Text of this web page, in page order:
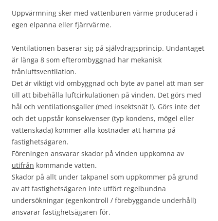
Uppvärmning sker med vattenburen värme producerad i
egen elpanna eller fjärrvärme.
Ventilationen baserar sig på självdragsprincip. Undantaget
är länga 8 som efterombyggnad har mekanisk
frånluftsventilation.
Det är viktigt vid ombyggnad och byte av panel att man ser
till att bibehålla luftcirkulationen på vinden. Det görs med
hål och ventilationsgaller (med insektsnät !). Görs inte det
och det uppstår konsekvenser (typ kondens, mögel eller
vattenskada) kommer alla kostnader att hamna på
fastighetsägaren.
Föreningen ansvarar skador på vinden uppkomna av
utifrån kommande vatten.
Skador på allt under takpanel som uppkommer på grund
av att fastighetsägaren inte utfört regelbundna
undersökningar (egenkontroll / förebyggande underhåll)
ansvarar fastighetsägaren för.